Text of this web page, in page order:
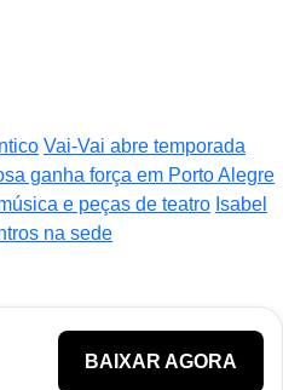
Vai-Vai abre temporada
ganha força em Porto Alegre
e peças de teatro Isabel
na sede
BAIXAR AGORA